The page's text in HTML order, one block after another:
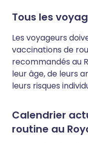
Tous les
Les voyageurs
vaccinations de
recommandés au
leur âge, de leurs
leurs risques
Calendrier
routine au